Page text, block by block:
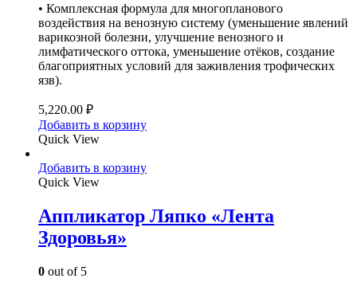
• Комплексная формула для многопланового
воздействия на венозную систему (уменьшение явлений
варикозной болезни, улучшение венозного и
лимфатического оттока, уменьшение отёков, создание
благоприятных условий для заживления трофических
язв).
5,220.00 ₽
Добавить в корзину
Quick View
Добавить в корзину
Quick View
Аппликатор Ляпко «Лента
Здоровья»
0 out of 5